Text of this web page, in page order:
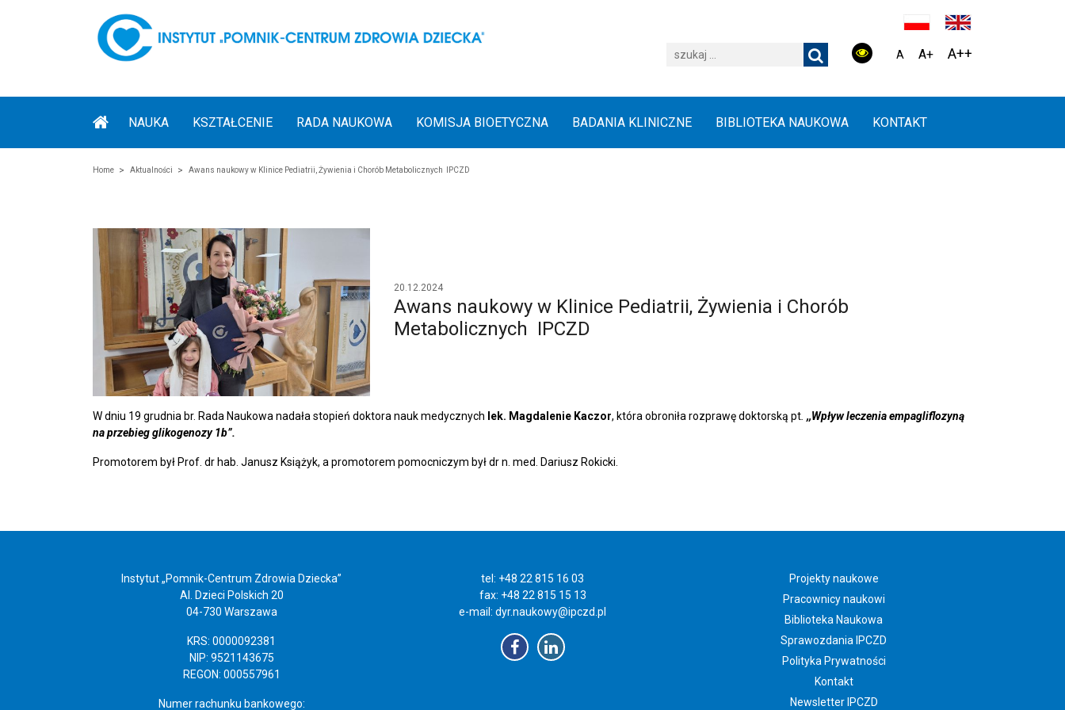
A A+ A++
NAUKA KSZTAŁCENIE RADA NAUKOWA KOMISJA BIOETYCZNA BADANIA KLINICZNE BIBLIOTEKA NAUKOWA KONTAKT
Home Aktualności Awans naukowy w Klinice Pediatrii, Żywienia i Chorób Metabolicznych IPCZD
20.12.2024
Awans naukowy w Klinice Pediatrii, Żywienia i Chorób
Metabolicznych IPCZD
W dniu 19 grudnia br. Rada Naukowa nadała stopień doktora nauk medycznych lek. Magdalenie Kaczor, która obroniła rozprawę doktorską pt ,,Wpływ leczenia empagliflozyną
na przebieg glikogenozy 1b”.
Promotorem był Prof. dr hab. Janusz Książyk, a promotorem pomocniczym był dr n. med. Dariusz Rokicki.
Instytut „Pomnik-Centrum Zdrowia Dziecka”
Al. Dzieci Polskich 20
04-730 Warszawa
KRS: 0000092381
NIP: 9521143675
REGON: 000557961
Numer rachunku bankowego:
tel: +48 22 815 16 03
fax: +48 22 815 15 13
e-mail: dyr.naukowy@ipczd.pl
Projekty naukowe
Pracownicy naukowi
Biblioteka Naukowa
Sprawozdania IPCZD
Polityka Prywatności
Kontakt
Newsletter IPCZD